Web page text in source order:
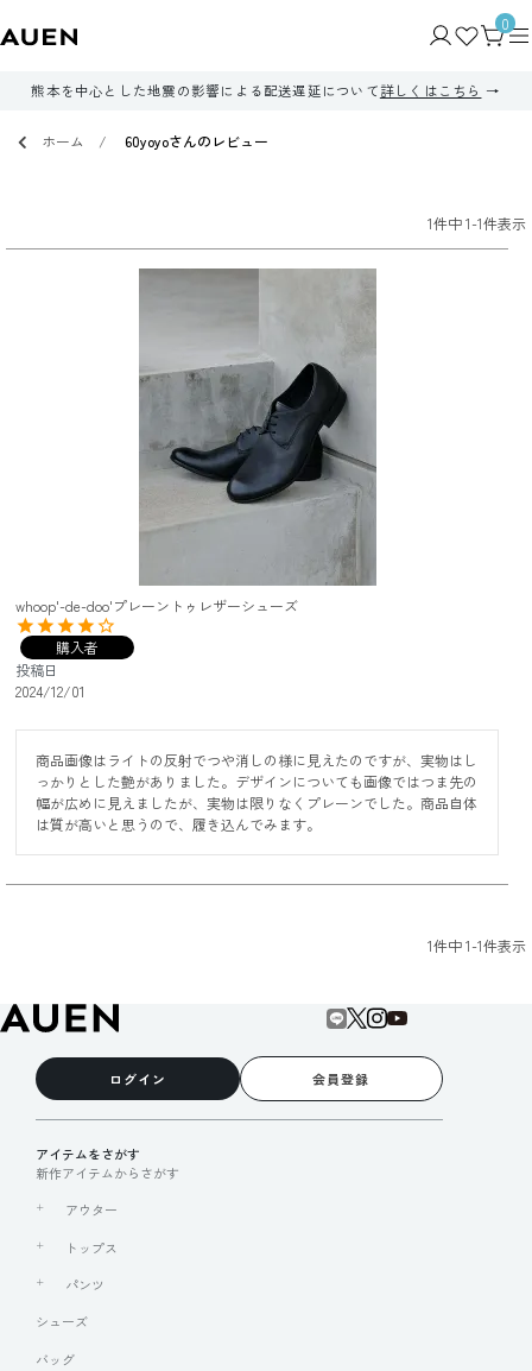
0
熊本を中心とした地震の影響による配送遅延について詳しくはこちら
ホーム 60yoyoさんのレビュー
1件中1-1件表示
whoop'-de-doo'プレーントゥレザーシューズ
購入者
投稿日
2024/12/01
商品画像はライトの反射でつや消しの様に見えたのですが、実物はし
っかりとした艶がありました。デザインについても画像ではつま先の
幅が広めに見えましたが、実物は限りなくプレーンでした。商品自体
は質が高いと思うので、履き込んでみます。
1件中1-1件表示
ログイン 会員登録
アイテムをさがす
新作アイテムからさがす
アウター
トップス
パンツ
シューズ
バッグ